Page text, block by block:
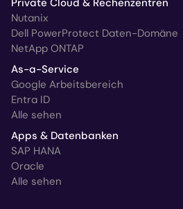
Nutanix
Dell PowerProtect Daten-Domäne
NetApp ONTAP
As-a-Service
Google Arbeitsbereich
Entra ID
Alle sehen
Apps & Datenbanken
SAP HANA
Oracle
Alle sehen